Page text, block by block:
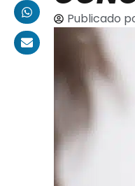
Publicado